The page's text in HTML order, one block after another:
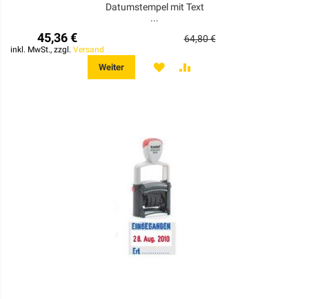
Datumstempel mit Text
...
45,36 €
inkl. MwSt., zzgl. Versand
64,80 €
Weiter MERKEN